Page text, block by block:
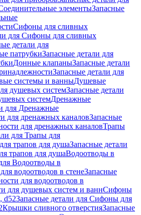
элементыЗапасные
Сифоны для сливных
для Сифоны для сливных
детали для
патрубкиЗапасные детали для
Донные клапаныЗапасные детали
Запасные детали для
системы и ванныДушевые
душевых системЗапасные детали
системДренажные
для Дренажные
для дренажных каналовЗапасные
для дренажных каналовТрапы
для Трапы для
трапов для душаЗапасные детали
трапов для душаВодоотводы в
Водоотводы в
водоотводов в стенеЗапасные
для водоотводов в
для душевых систем и ваннСифоны
d52Запасные детали для Сифоны для
Крышки сливного отверстияЗапасные